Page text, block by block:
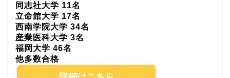
同志社大学 11名
立命館大学 17名
西南学院大学 34名
産業医科大学 3名
福岡大学 46名
他多数合格